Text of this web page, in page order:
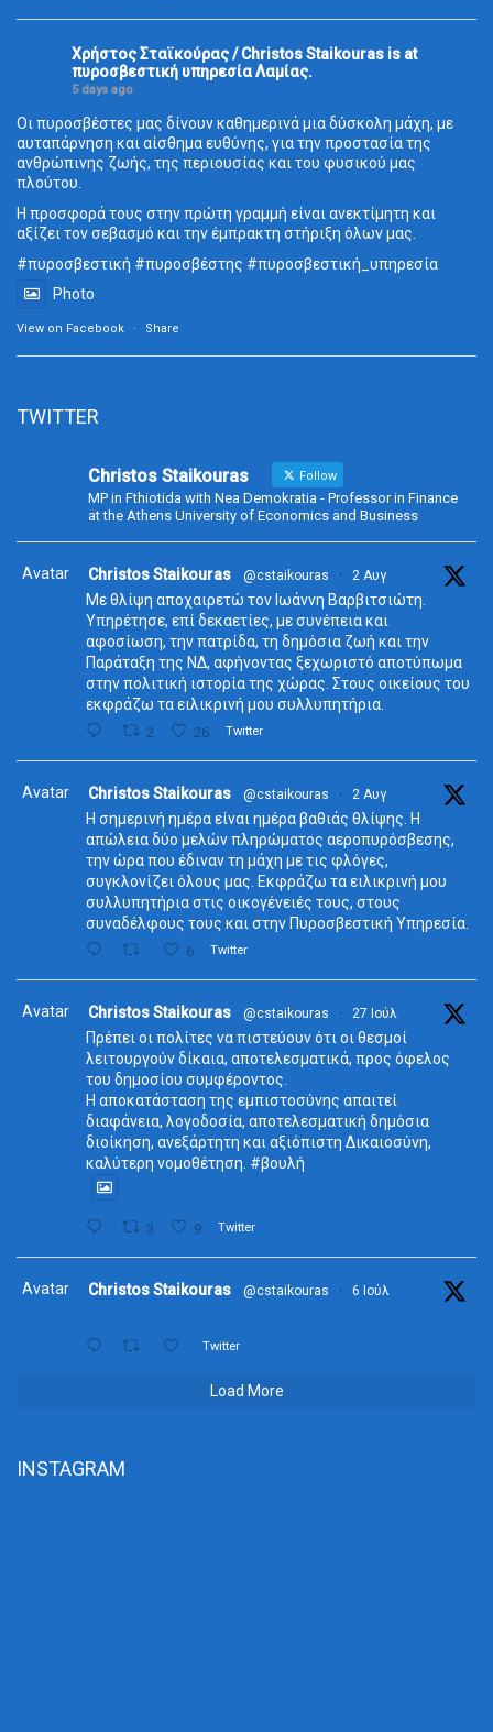
Χρήστος Σταϊκούρας / Christos Staikouras is at
πυροσβεστική υπηρεσία Λαμίας.
5 days ago
Οι πυροσβέστες μας δίνουν καθημερινά μια δύσκολη μάχη, με
αυταπάρνηση και αίσθημα ευθύνης, για την προστασία της
ανθρώπινης ζωής, της περιουσίας και του φυσικού μας
πλούτου.
Η προσφορά τους στην πρώτη γραμμή είναι ανεκτίμητη και
αξίζει τον σεβασμό και την έμπρακτη στήριξη όλων μας.
#πυροσβεστική #πυροσβέστης #πυροσβεστική_ υπηρεσία
Photo
View on Facebook · Share
TWITTER
Christos Staikouras Follow
MP in Fthiotida with Nea Demokratia - Professor in Finance
at the Athens University of Economics and Business
Avatar Christos Staikouras @cstaikouras · 2 Αυγ
Με θλίψη αποχαιρετώ τον Ιωάννη Βαρβιτσιώτη.
Υπηρέτησε, επί δεκαετίες, με συνέπεια και
αφοσίωση, την πατρίδα, τη δημόσια ζωή και την
Παράταξη της ΝΔ, αφήνοντας ξεχωριστό αποτύπωμα
στην πολιτική ιστορία της χώρας. Στους οικείους του
εκφράζω τα ειλικρινή μου συλλυπητήρια.
2 26 Twitter
Avatar Christos Staikouras @cstaikouras · 2 Αυγ
Η σημερινή ημέρα είναι ημέρα βαθιάς θλίψης. Η
απώλεια δύο μελών πληρώματος αεροπυρόσβεσης,
την ώρα που έδιναν τη μάχη με τις φλόγες,
συγκλονίζει όλους μας. Εκφράζω τα ειλικρινή μου
συλλυπητήρια στις οικογένειές τους, στους
συναδέλφους τους και στην Πυροσβεστική Υπηρεσία.
6 Twitter
Avatar Christos Staikouras @cstaikouras · 27 Ιούλ
Πρέπει οι πολίτες να πιστεύουν ότι οι θεσμοί
λειτουργούν δίκαια, αποτελεσματικά, προς όφελος
του δημοσίου συμφέροντος.
Η αποκατάσταση της εμπιστοσύνης απαιτεί
διαφάνεια, λογοδοσία, αποτελεσματική δημόσια
διοίκηση, ανεξάρτητη και αξιόπιστη Δικαιοσύνη,
καλύτερη νομοθέτηση. #βουλή
3 9 Twitter
Avatar Christos Staikouras @cstaikouras · 6 Ιούλ
Twitter
Load More
INSTAGRAM